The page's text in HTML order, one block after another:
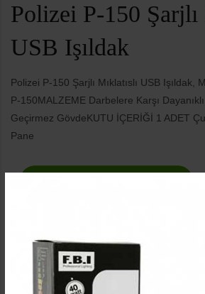
Polizei P-150 Şarjlı
USB Işıldak
Polizei P-150 Şarjlı Mıklatıslı USB Işıldak,
P-150MALZEME Darbelere Karşı
Geçirmez GövdeKUTU İÇERİĞİ 1 ADET
Pane
0021350192003